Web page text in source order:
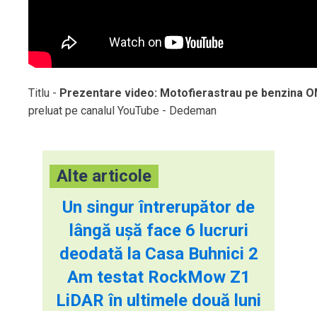
Titlu - Prezentare video: Motofierastrau pe benzina
preluat pe canalul YouTube - Dedeman
Alte articole
Un singur întrerupător de
lângă ușă face 6 lucruri
deodată la Casa Buhnici 2
Am testat RockMow Z1
LiDAR în ultimele două luni